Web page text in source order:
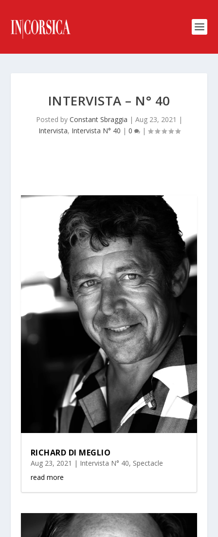
INTERVISTA – N° 40
Posted by Constant Sbraggia | Aug 23, 2021 |
Intervista, Intervista N° 40 | 0 |
RICHARD DI MEGLIO
Aug 23, 2021 | Intervista N° 40, Spectacle
read more